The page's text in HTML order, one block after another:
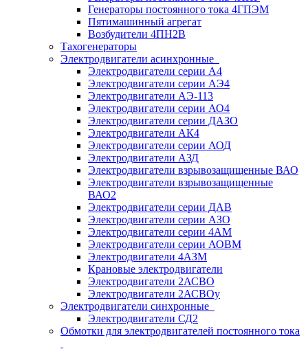
Генераторы постоянного тока 4ГПЭМ
Пятимашинный агрегат
Возбудители 4ПН2В
Тахогенераторы
Электродвигатели асинхронные
Электродвигатели серии А4
Электродвигатели серии АЭ4
Электродвигатели АЭ-113
Электродвигатели серии АО4
Электродвигатели серии ДАЗО
Электродвигатели АК4
Электродвигатели серии АОД
Электродвигатели АЗД
Электродвигатели взрывозащищенные ВАО
Электродвигатели взрывозащищенные
ВАО2
Электродвигатели серии ДАВ
Электродвигатели серии АЗО
Электродвигатели серии 4АМ
Электродвигатели серии АОВМ
Электродвигатели 4АЗМ
Крановые электродвигатели
Электродвигатели 2АСВО
Электродвигатели 2АСВОу
Электродвигатели синхронные
Электродвигатели СД2
Обмотки для электродвигателей постоянного тока